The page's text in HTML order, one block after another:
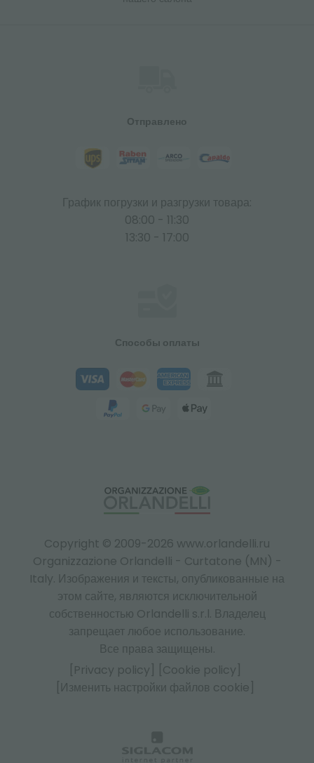
Copyright © 2009-2026 www.orlandelli.ru
Organizzazione Orlandelli - Curtatone (MN) -
Italy. Изображения и тексты, опубликованные на
этом сайте, являются исключительной
собственностью Orlandelli s.r.l. Владелец
запрещает любое использование.
Все права защищены.
[Privacy policy]
[Cookie policy]
[Изменить настройки файлов cookie]
Отправлено
График погрузки и разгрузки товара:
08:00 - 11:30
13:30 - 17:00
Способы оплаты